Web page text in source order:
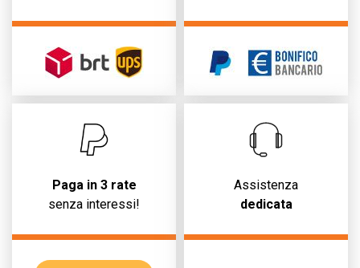
Paga in 3 rate
senza interessi!
Assistenza
dedicata